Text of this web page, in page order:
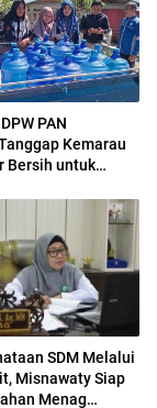
PAN
Kemarau
Bersih untuk
SDM Melalui
Misnawaty Siap
Menag